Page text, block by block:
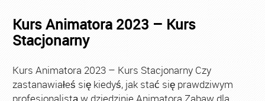
Kurs Animatora 2023 – Kurs
Stacjonarny
Kurs Animatora 2023 – Kurs Stacjonarny Czy
zastanawiałeś się kiedyś, jak stać się prawdziwym